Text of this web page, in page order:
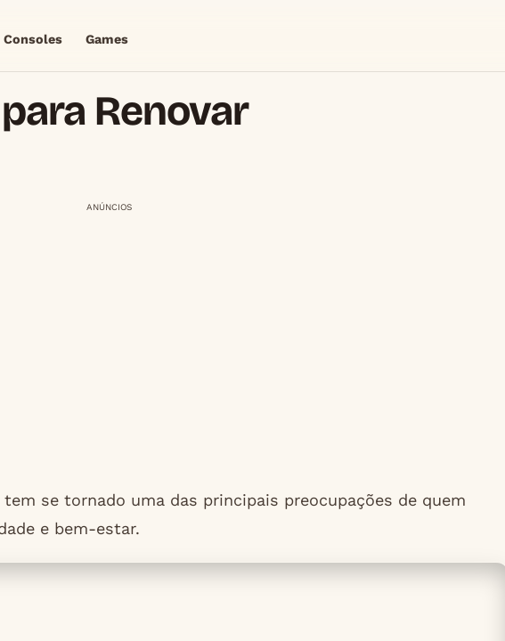
Consoles Games
Renovar
ANÚNCIOS
se tornado uma das principais preocupações de quem
e bem-estar.